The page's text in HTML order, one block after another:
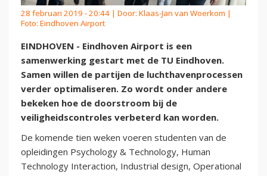
28 februari 2019 - 20:44 | Door: Klaas-Jan van Woerkom |
Foto: Eindhoven Airport
EINDHOVEN - Eindhoven Airport is een
samenwerking gestart met de TU Eindhoven.
Samen willen de partijen de luchthavenprocessen
verder optimaliseren. Zo wordt onder andere
bekeken hoe de doorstroom bij de
veiligheidscontroles verbeterd kan worden.
De komende tien weken voeren studenten van de
opleidingen Psychology & Technology, Human
Technology Interaction, Industrial design, Operational